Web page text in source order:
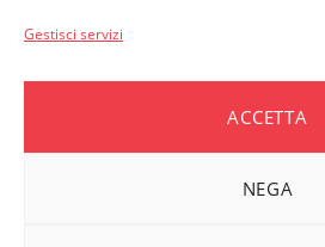
Gestisci servizi
ACCETTA
NEGA
Convenzionamenti e Servizi Complementari